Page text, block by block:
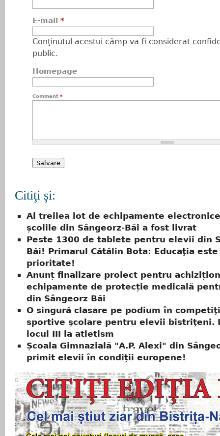
E-mail *
Conţinutul acestui câmp va fi considerat
public.
Homepage
Comment *
Citiţi şi:
Al treilea lot de echipamente
școlile din Sângeorz-Băi a fost livrat
Peste 1300 de tablete pentru elevii din
Băi! Primarul Cătălin Bota: Educaţia este
prioritate!
Anunț finalizare proiect pentru
echipamente de protecție medicală
din Sângeorz Băi
O singură clasare pe podium în
sportive şcolare pentru elevii bistriţeni.
locul III la atletism
Școala Gimnazială "A.P. Alexi" din
primit elevii în condiții europene!